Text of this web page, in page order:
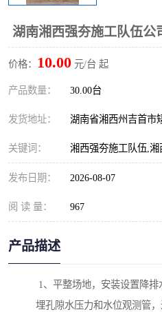
湖南湘西强夯施工队伍公
价格： 10.00 元/台 起
产品数量： 30.00台
发货地址： 湖南省湘西州吉首市
关键词： 湘西强夯施工队伍,
发布日期： 2026-08-07
阅 读 量： 967
产品描述
埋孔隙水压力和水位观测管，